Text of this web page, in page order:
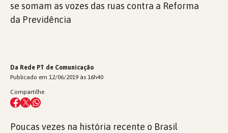
se somam as vozes das ruas contra a Reforma
da Previdência
Da Rede PT de Comunicação
Publicado em 12/06/2019 às 16h40
Compartilhe
Poucas vezes na história recente o Brasil